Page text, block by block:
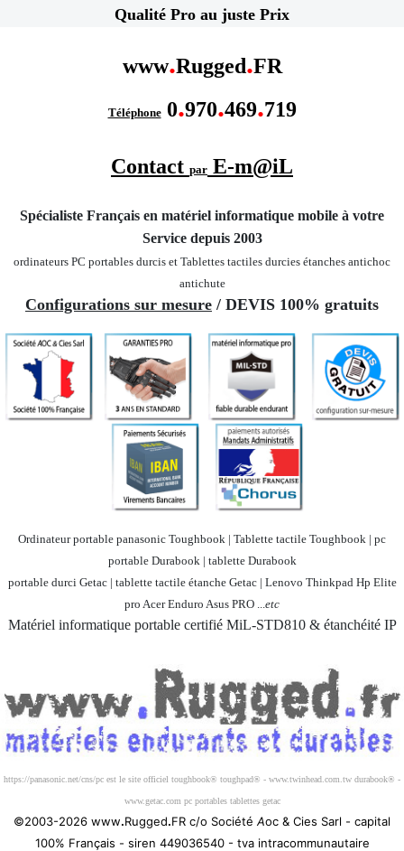
Qualité Pro au juste Prix
www.Rugged.FR
Téléphone0.970.469.719
Contact par E-m@iL
Spécialiste Français en matériel informatique mobile à votre
Service depuis 2003
ordinateurs PC portables durcis et Tablettes tactiles durcies étanches antichoc
antichute
Configurations sur mesure / DEVIS 100% gratuits
Ordinateur portable panasonic Toughbook | Tablette tactile Toughbook | pc
portable Durabook | tablette Durabook
portable durci Getac | tablette tactile étanche Getac | Lenovo Thinkpad Hp Elite
pro Acer Enduro Asus PRO ... etc
Matériel informatique portable certifié MiL-STD810 & étanchéité IP
https://panasonic.net/cns/pc est le site officiel toughbook® toughpad® - www.twinhead.com.tw durabook® -
www.getac.com pc portables tablettes getac
©2003-2026 www.Rugged.FR c/o Société Aoc & Cies Sarl - capital
100% Français - siren 449036540 - tva intracommunautaire